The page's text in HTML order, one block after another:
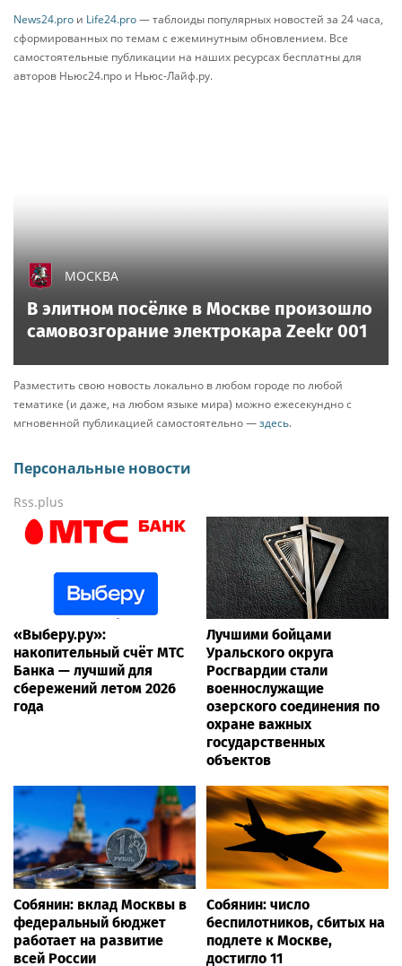
этой теме с научным скепсисом. По его мнению,
вода действительно реагирует на акустические
волны, но механизм этого взаимодействия куда
прозаичнее, чем принято считать.
«коллективное зеркало», действительно меняет
свою молекулярную структуру под влиянием
внешних факторов — в том числе звуковых
колебаний . Однако здесь важно отделить зерна от
плевел.
не о том, что молекулы «запоминают» мелодию, а
о физическом эффекте: акустические волны
вызывают механические колебания среды, что в
свою очередь влияет на образование и
временные ассоциации молекул воды,
структура чувствительна к внешним
«встряскам».
Эксперименты показывают, что инфразвуковые
волны низкой частоты (в районе 5–10 Гц)
способны разрушать небольшие кластеры воды .
Это резонансный эффект: волна попадает «в такт»
с собственными колебаниями структуры и ломает
ее. В звуковом и ультразвуковом диапазонах
картина иная: воздействие более хаотичное, оно
приводит к уменьшению количества мелких и
средних кластеров, провоцируя их объединение в
Это не мистика, а чистая физика, которую можно
измерить, например, методом лазерного
светорассеяния. Музыка в данном случае
выступает лишь как источник волн
определенных частот.
432 против 440: что говорит наука?
Одна из самых популярных тем в «водной»